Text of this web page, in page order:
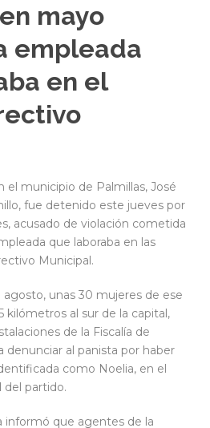
mayo
empleada
en el
el municipio de Palmillas, José
fue detenido este jueves por
acusado de violación cometida
que laboraba en las
Municipal.
agosto, unas 30 mujeres de ese
kilómetros al sur de la capital,
de la Fiscalía de
denunciar al panista por haber
como Noelia, en el
del partido.
informó que agentes de la